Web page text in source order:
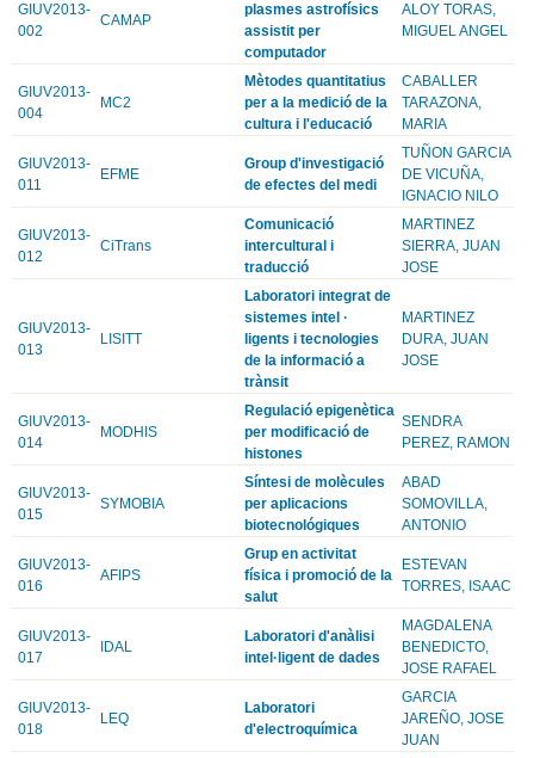
GIUV2013-
002
CAMAP
plasmes astrofísics
assistit per
computador
ALOY TORAS,
MIGUEL ANGEL
GIUV2013-
004
MC2
Mètodes quantitatius
per a la medició de la
cultura i l'educació
CABALLER
TARAZONA,
MARIA
GIUV2013-
011
EFME
Group d'investigació
de efectes del medi
TUÑON GARCIA
DE VICUÑA,
IGNACIO NILO
GIUV2013-
012
CiTrans
Comunicació
intercultural i
traducció
MARTINEZ
SIERRA, JUAN
JOSE
GIUV2013-
013
LISITT
Laboratori integrat de
sistemes intel ·
ligents i tecnologies
de la informació a
trànsit
MARTINEZ
DURA, JUAN
JOSE
GIUV2013-
014
MODHIS
Regulació epigenètica
per modificació de
histones
SENDRA
PEREZ, RAMON
GIUV2013-
015
SYMOBIA
Síntesi de molècules
per aplicacions
biotecnológiques
ABAD
SOMOVILLA,
ANTONIO
GIUV2013-
016
AFIPS
Grup en activitat
física i promoció de la
salut
ESTEVAN
TORRES, ISAAC
GIUV2013-
017
IDAL
Laboratori d'anàlisi
intel·ligent de dades
MAGDALENA
BENEDICTO,
JOSE RAFAEL
GIUV2013-
018
LEQ
Laboratori
d'electroquímica
GARCIA
JAREÑO, JOSE
JUAN